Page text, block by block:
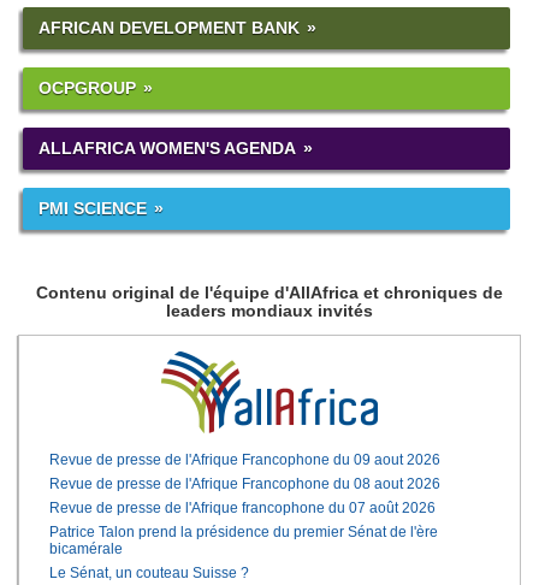
AFRICAN DEVELOPMENT BANK
OCPGROUP
ALLAFRICA WOMEN'S AGENDA
PMI SCIENCE
Contenu original de l'équipe d'AllAfrica et chroniques de
leaders mondiaux invités
Revue de presse de l'Afrique Francophone du 09 aout 2026
Revue de presse de l'Afrique Francophone du 08 aout 2026
Revue de presse de l'Afrique francophone du 07 août 2026
Patrice Talon prend la présidence du premier Sénat de l'ère
bicamérale
Le Sénat, un couteau Suisse ?